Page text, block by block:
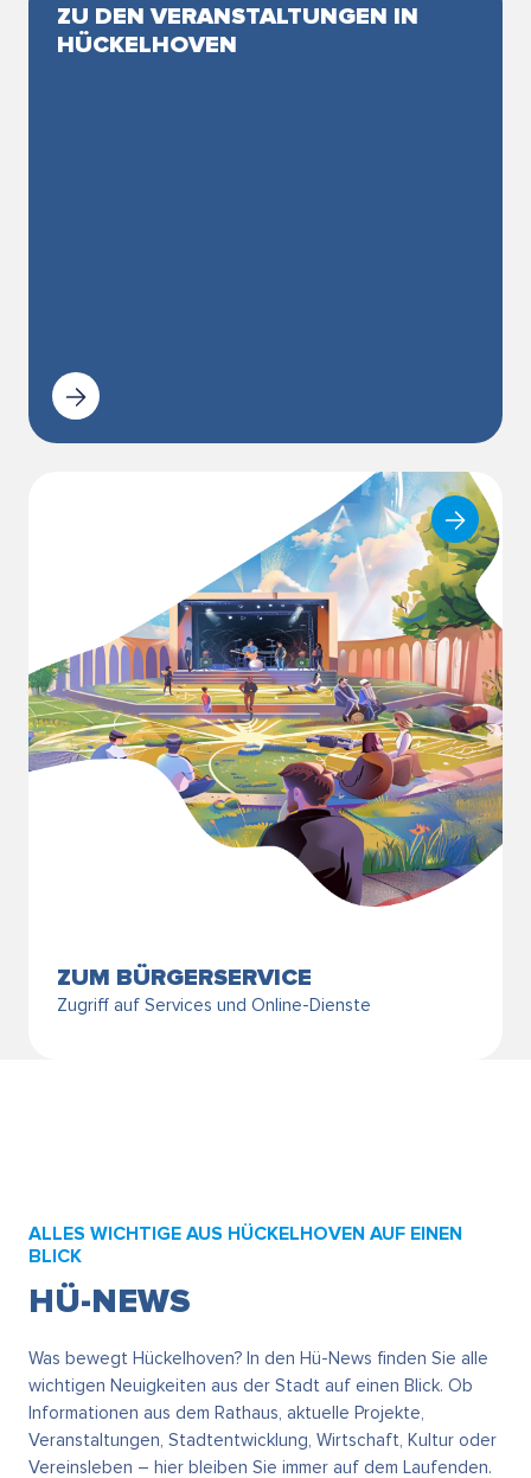
ZU DEN VERANSTALTUNGEN IN
HÜCKELHOVEN
ZUM BÜRGERSERVICE
Zugriff auf Services und Online-Dienste
ALLES WICHTIGE AUS HÜCKELHOVEN AUF EINEN
BLICK
HÜ-NEWS
Was bewegt Hückelhoven? In den Hü-News finden Sie alle
wichtigen Neuigkeiten aus der Stadt auf einen Blick. Ob
Informationen aus dem Rathaus, aktuelle Projekte,
Veranstaltungen, Stadtentwicklung, Wirtschaft, Kultur oder
Vereinsleben – hier bleiben Sie immer auf dem Laufenden.